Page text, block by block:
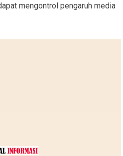
mengontrol pengaruh media